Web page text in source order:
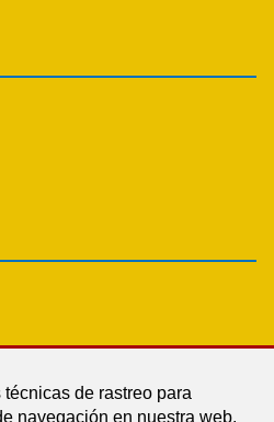
de rastreo para
navegación en nuestra web,